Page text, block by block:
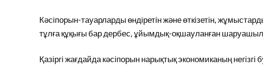
Кәсіпорын-тауарларды өндіретін және өткізетін,
тұлға құқығы бар дербес, ұйымдық-оқшауланған
Қазіргі жағдайда кәсіпорын нарықтық экономиканың